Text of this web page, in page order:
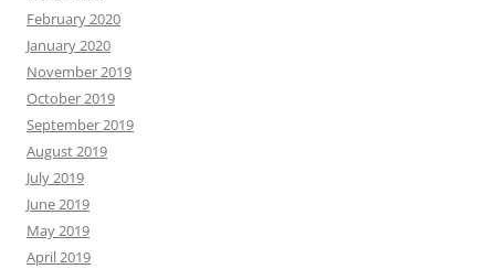
February 2020
January 2020
November 2019
October 2019
September 2019
August 2019
July 2019
June 2019
May 2019
April 2019